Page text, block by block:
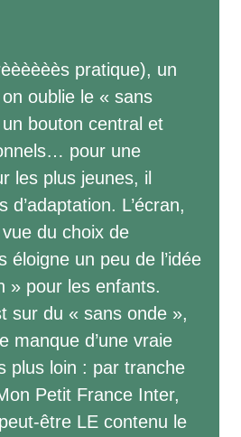
pratique), un
oublie le « sans
bouton central et
pour une
les plus jeunes, il
L’écran,
du choix de
éloigne un peu de l’idée
» pour les enfants.
sur du « sans onde »,
manque d’une vraie
plus loin : par tranche
Petit France Inter,
être LE contenu le